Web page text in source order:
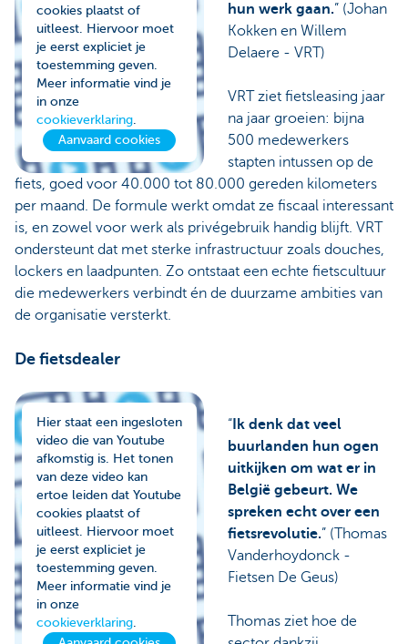
cookies plaatst of
uitleest. Hiervoor moet
je eerst expliciet je
toestemming geven.
Meer informatie vind je
in onze
cookieverklaring.
Aanvaard cookies
hun werk gaan.” (Johan
Kokken en Willem
Delaere - VRT)
VRT ziet fietsleasing jaar
na jaar groeien: bijna
500 medewerkers
stapten intussen op de
fiets, goed voor 40.000 tot 80.000 gereden kilometers
per maand. De formule werkt omdat ze fiscaal interessant
is, en zowel voor werk als privégebruik handig blijft. VRT
ondersteunt dat met sterke infrastructuur zoals douches,
lockers en laadpunten. Zo ontstaat een echte fietscultuur
die medewerkers verbindt én de duurzame ambities van
de organisatie versterkt.
De fietsdealer
Hier staat een ingesloten
video die van Youtube
afkomstig is. Het tonen
van deze video kan
ertoe leiden dat Youtube
cookies plaatst of
uitleest. Hiervoor moet
je eerst expliciet je
toestemming geven.
Meer informatie vind je
in onze
cookieverklaring.
“ Ik denk dat veel
buurlanden hun ogen
uitkijken om wat er in
België gebeurt. We
spreken echt over een
fietsrevolutie.” (Thomas
Vanderhoydonck -
Fietsen De Geus)
Thomas ziet hoe de